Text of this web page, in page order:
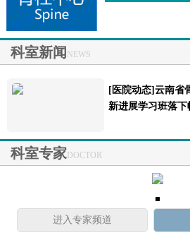
科室新闻 NEWS
[医院动态] 云南省
新进展学习班落下
科室专家 DOCTOR
进入专家频道